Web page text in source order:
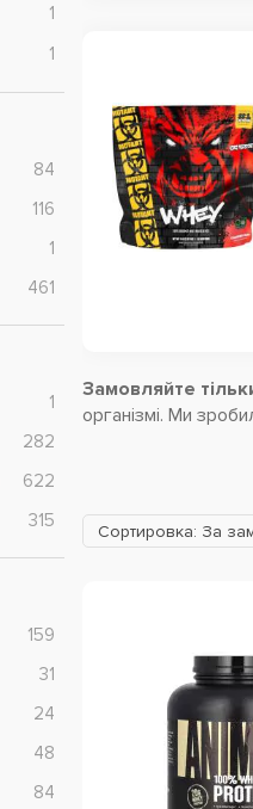
1
1
84
116
1
461
1
282
622
315
159
31
24
48
84
Замовляйте
організмі. Ми
Сортировка: За